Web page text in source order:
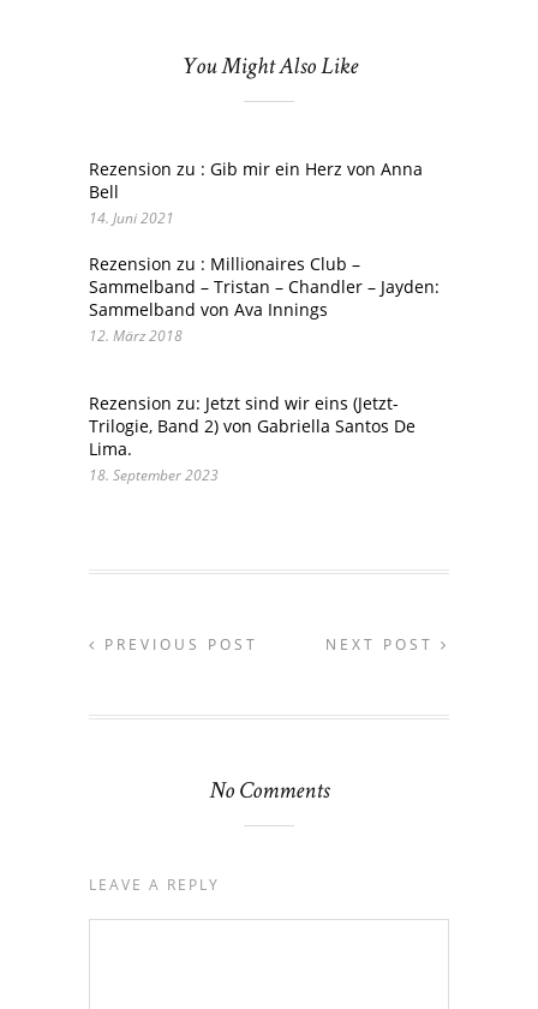
You Might Also Like
Rezension zu : Gib mir ein Herz von Anna
Bell
14. Juni 2021
Rezension zu : Millionaires Club –
Sammelband – Tristan – Chandler – Jayden:
Sammelband von Ava Innings
12. März 2018
Rezension zu: Jetzt sind wir eins (Jetzt-
Trilogie, Band 2) von Gabriella Santos De
Lima.
18. September 2023
PREVIOUS POST NEXT POST
No Comments
LEAVE A REPLY